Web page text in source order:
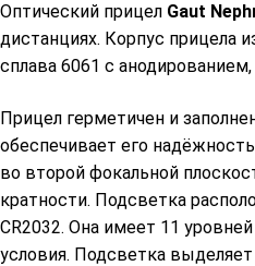
Оптический прицел Gaut
дистанциях. Корпус прицела
сплава 6061 с
Прицел герметичен и
обеспечивает его
во второй фокальной
кратности. Подсветка
CR2032. Она имеет 11
условия. Подсветка